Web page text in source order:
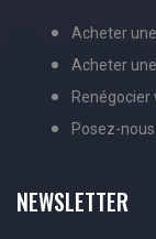
Acheter
Acheter
Renégocier
Posez-
NEWSLETTER